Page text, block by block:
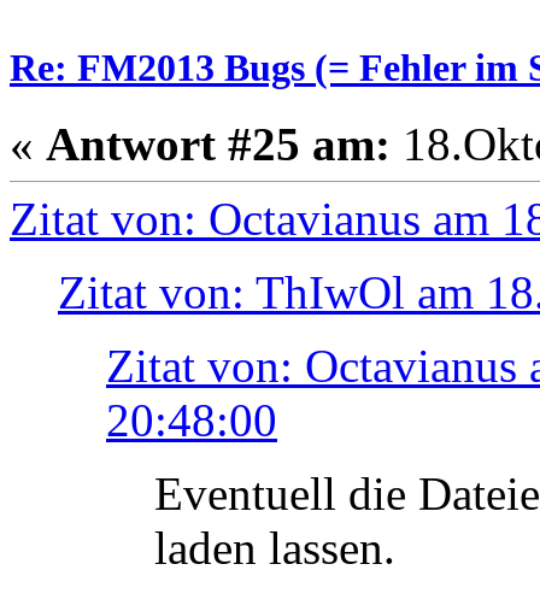
Re: FM2013 Bugs (= Fehler im
« Antwort #25 am:
Zitat von: Octavianus am
Zitat von: ThIwOl am
Zitat von: Octavianus
20:48:00
Eventuell die
laden lassen.